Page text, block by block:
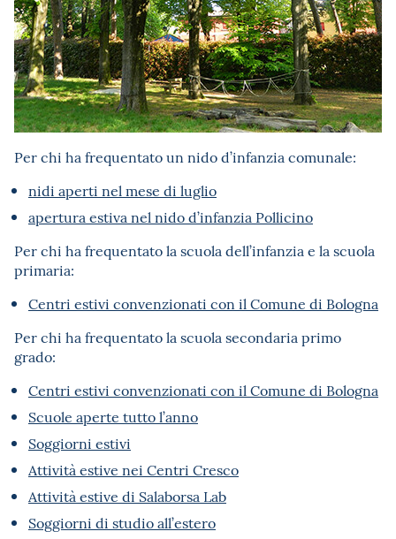
Per chi ha frequentato un nido d’infanzia comunale:
nidi aperti nel mese di luglio
apertura estiva nel nido d’infanzia Pollicino
Per chi ha frequentato la scuola dell’infanzia e la scuola
primaria:
Centri estivi convenzionati con il Comune di Bologna
Per chi ha frequentato la scuola secondaria primo
grado:
Centri estivi convenzionati con il Comune di Bologna
Scuole aperte tutto l’anno
Soggiorni estivi
Attività estive nei Centri Cresco
Attività estive di Salaborsa Lab
Soggiorni di studio all’estero